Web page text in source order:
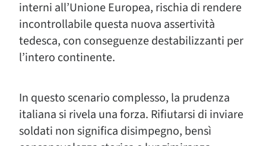
interni all’Unione Europea, rischia di rendere
incontrollabile questa nuova assertività
tedesca, con conseguenze destabilizzanti per
l’intero continente.
In questo scenario complesso, la prudenza
italiana si rivela una forza. Rifiutarsi di inviare
soldati non significa disimpegno, bensì